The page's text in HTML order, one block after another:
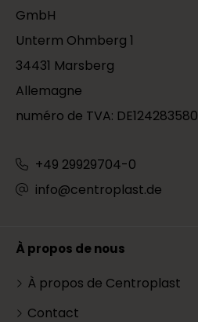
GmbH
Unterm Ohmberg 1
34431 Marsberg
Allemagne
numéro de TVA: DE124283580
+49 29929704-0
info@centroplast.de
À propos de nous
À propos de Centroplast
Contact